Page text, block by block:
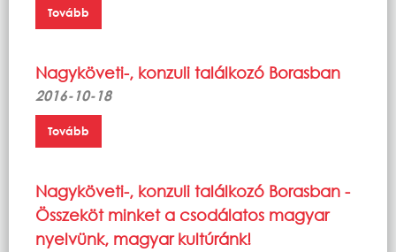
Tovább
Nagyköveti-, konzuli találkozó Borasban
2016-10-18
Tovább
Nagyköveti-, konzuli találkozó Borasban -
Összeköt minket a csodálatos magyar
nyelvünk, magyar kultúránk!